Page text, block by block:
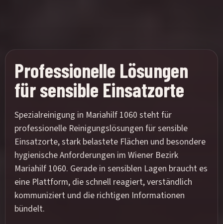
Professionelle Lösungen
für sensible Einsatzorte
Spezialreinigung in Mariahilf 1060 steht für
professionelle Reinigungslösungen für sensible
Einsatzorte, stark belastete Flächen und besondere
hygienische Anforderungen im Wiener Bezirk
Mariahilf 1060. Gerade in sensiblen Lagen braucht es
eine Plattform, die schnell reagiert, verständlich
kommuniziert und die richtigen Informationen
bündelt.